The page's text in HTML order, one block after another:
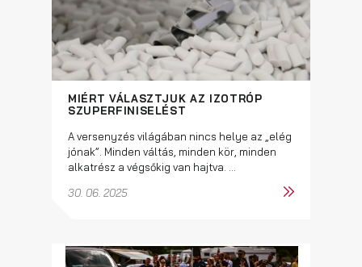
MIÉRT VÁLASZTJUK AZ IZOTRÓP
SZUPERFINISELÉST
A versenyzés világában nincs helye az „elég
jónak”. Minden váltás, minden kör, minden
alkatrész a végsőkig van hajtva. ...
30. 06. 2025